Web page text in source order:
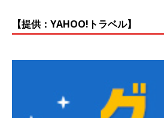
【提供：YAHOO!トラベル】